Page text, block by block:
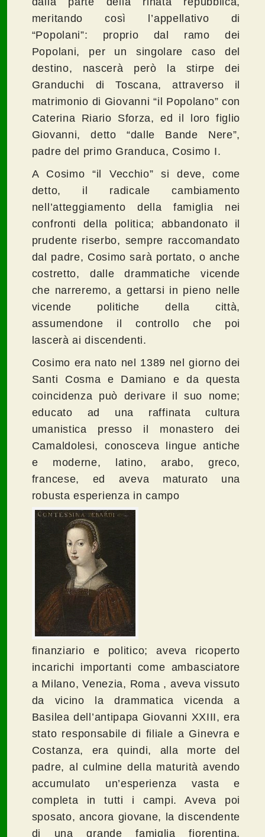
meritando così l’appellativo di
“Popolani”: proprio dal ramo dei
Popolani, per un singolare caso del
destino, nascerà però la stirpe dei
Granduchi di Toscana, attraverso il
matrimonio di Giovanni “il Popolano” con
Caterina Riario Sforza, ed il loro figlio
Giovanni, detto “dalle Bande Nere”,
padre del primo Granduca, Cosimo I.
A Cosimo “il Vecchio” si deve, come
detto, il radicale cambiamento
nell’atteggiamento della famiglia nei
confronti della politica; abbandonato il
prudente riserbo, sempre raccomandato
dal padre, Cosimo sarà portato, o anche
costretto, dalle drammatiche vicende
che narreremo, a gettarsi in pieno nelle
vicende politiche della città,
assumendone il controllo che poi
lascerà ai discendenti.
Cosimo era nato nel 1389 nel giorno dei
Santi Cosma e Damiano e da questa
coincidenza può derivare il suo nome;
educato ad una raffinata cultura
umanistica presso il monastero dei
Camaldolesi, conosceva lingue antiche
e moderne, latino, arabo, greco,
francese, ed aveva maturato una
robusta esperienza in campo
finanziario e politico; aveva ricoperto
incarichi importanti come ambasciatore
a Milano, Venezia, Roma , aveva vissuto
da vicino la drammatica vicenda a
Basilea dell’antipapa Giovanni XXIII, era
stato responsabile di filiale a Ginevra e
Costanza, era quindi, alla morte del
padre, al culmine della maturità avendo
accumulato un’esperienza vasta e
completa in tutti i campi. Aveva poi
sposato, ancora giovane, la discendente
di una grande famiglia fiorentina,